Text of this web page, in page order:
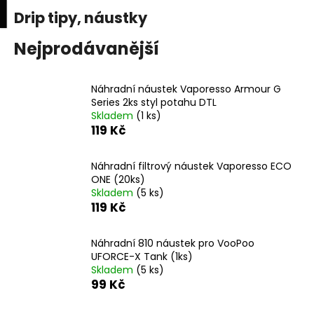
Přejít
na
obsah
Drip tipy, náustky
Nejprodávanější
Náhradní náustek Vaporesso Armour G
Series 2ks styl potahu DTL
Skladem (1 ks)
119 Kč
Náhradní filtrový náustek Vaporesso ECO
ONE (20ks)
Skladem (5 ks)
119 Kč
Náhradní 810 náustek pro VooPoo
UFORCE-X Tank (1ks)
Skladem (5 ks)
99 Kč
o